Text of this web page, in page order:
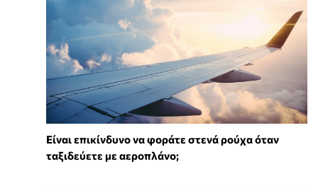
⁠Είναι επικίνδυνο να φοράτε στενά ρούχα όταν
ταξιδεύετε με αεροπλάνο;